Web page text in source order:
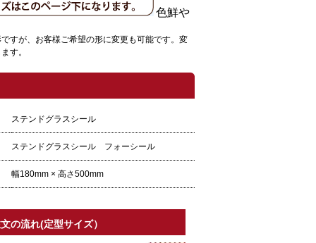
色鮮や
すが、お客様ご希望の形に変更も可能です。変
す。
ステンドグラスシール
ステンドグラスシール フォーシール
幅180mm × 高さ500mm
の流れ(定型サイズ）